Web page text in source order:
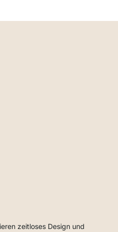
zeitloses Design und